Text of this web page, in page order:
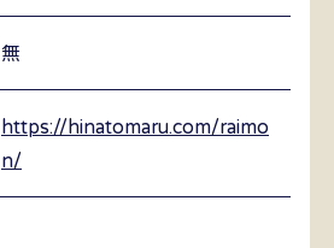
無
https://hinatomaru.com/raimo
n/